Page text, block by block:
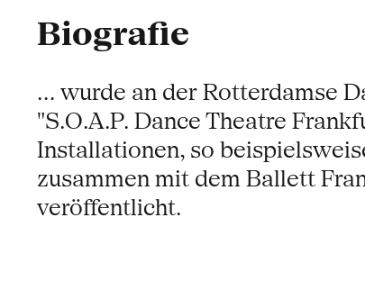
Biografie
... wurde an der Rotterdamse
"S.O.A.P. Dance Theatre
Installationen, so
zusammen mit dem Ballett
veröffentlicht.